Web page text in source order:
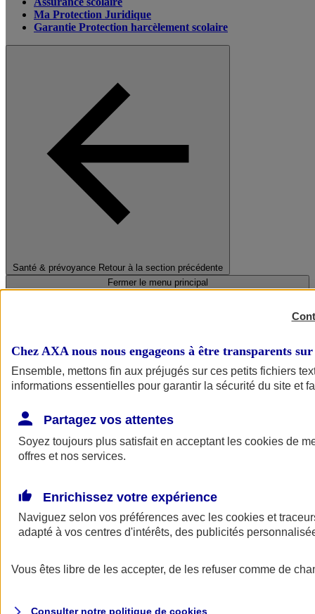
Ma Protection Juridique
Garantie Protection harcèlement scolaire
Santé & prévoyance Retour à la section précédente
Fermer le menu principal
Complémentaire santé
Complémentaire santé
Complémentaire sante sénior
Chez AXA nous nous engageons à être transparents
Ensemble, mettons fin aux préjugés sur ces petits fichiers
informations essentielles pour garantir la sécurité du site et
Partagez vos attentes
Soyez toujours plus satisfait en acceptant les cookies de
offres et nos services.
Enrichissez votre expérience
Naviguez selon vos préférences avec les cookies et
adapté à vos centres d'intérêts, des publicités
Vous êtes libre de les accepter, de les refuser comme de
Consulter notre politique de cookies